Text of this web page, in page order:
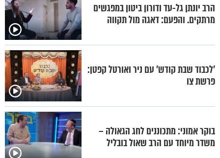
הרב יונתן גל-עד ודורון ביטון במפגשים
מרתקים. והפעם: דאגה מול תקווה
'לכבוד שבת קודש' עם ניר ואורטל קפטן:
פרשת צו
בוקר אמוני: מתכוננים לחג הגאולה –
משדר מיוחד עם הרב שאול בובליל